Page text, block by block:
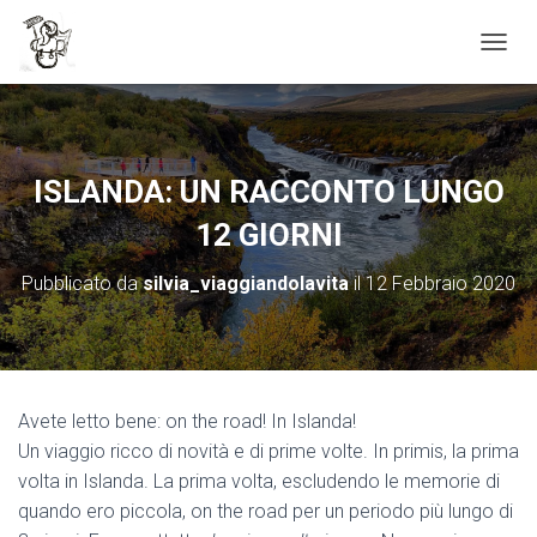
Cookie policy
ISLANDA: UN RACCONTO LUNGO
12 GIORNI
Pubblicato dasilvia_viaggiandolavitail12 Febbraio 2020
Avete letto bene: on the road! In Islanda!
Un viaggio ricco di novità e di prime volte. In primis, la prima
volta in Islanda. La prima volta, escludendo le memorie di
quando ero piccola, on the road per un periodo più lungo di